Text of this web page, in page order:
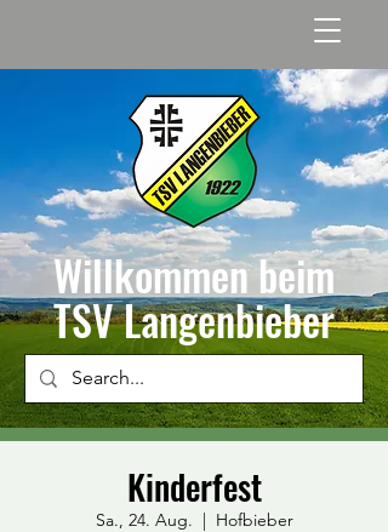
Willkommen beim
TSV Langenbieber
Kinderfest
Sa., 24. Aug.
  |
Hofbieber